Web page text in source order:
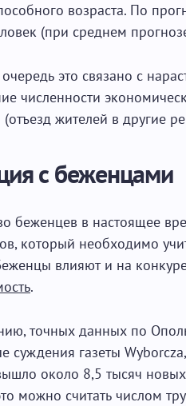
возраста. По
(при среднем
это связано с
численности
жителей в другие
с беженцами
беженцев в настоящее
который необходимо
влияют и на
.
точных данных по
суждения газеты
около 8,5 тысяч
можно считать числом